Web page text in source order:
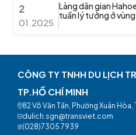
2
01.2025
Làng dân gian
tuần lý tưởng ở
CÔNG TY TNHH DU LỊCH
TP.HỒ CHÍ MINH
82 Võ Văn Tần, Phường Xuân Hòa,
dulich.sgn@transviet.com
(028)7305 7939